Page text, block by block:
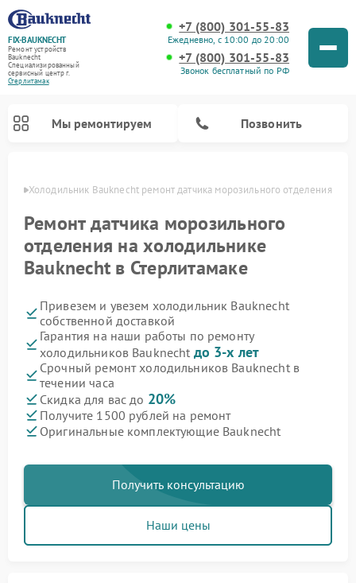
FIX-BAUKNECHT
Ремонт устройств
Bauknecht
Специализированный
cервисный центр г.
Стерлитамак
+7 (800) 301-55-83
Ежедневно, с 10:00 до 20:00
+7 (800) 301-55-83
Звонок бесплатный по РФ
Мы ремонтируем Позвонить
Холодильник Bauknecht ремонт датчика морозильного отделения
Ремонт датчика морозильного
отделения на холодильнике
Bauknecht в Стерлитамаке
Привезем и увезем холодильник Bauknecht
собственной доставкой
Гарантия на наши работы по ремонту
холодильников Bauknecht до 3-х лет
Срочный ремонт холодильников Bauknecht в
течении часа
Скидка для вас до 20%
Получите 1500 рублей на ремонт
Оригинальные комплектующие Bauknecht
Получить консультацию
Наши цены